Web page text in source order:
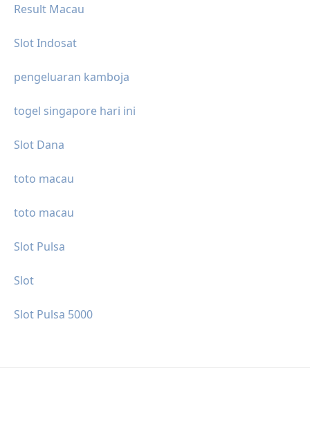
Result Macau
Slot Indosat
pengeluaran kamboja
togel singapore hari ini
Slot Dana
toto macau
toto macau
Slot Pulsa
Slot
Slot Pulsa 5000